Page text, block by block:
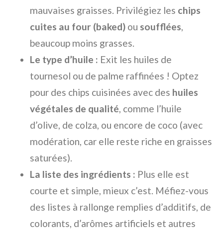
mauvaises graisses. Privilégiez les chips
cuites au four (baked) ou soufflées,
beaucoup moins grasses.
Le type d’huile : Exit les huiles de
tournesol ou de palme raffinées ! Optez
pour des chips cuisinées avec des huiles
végétales de qualité, comme l’huile
d’olive, de colza, ou encore de coco (avec
modération, car elle reste riche en graisses
saturées).
La liste des ingrédients : Plus elle est
courte et simple, mieux c’est. Méfiez-vous
des listes à rallonge remplies d’additifs, de
colorants, d’arômes artificiels et autres